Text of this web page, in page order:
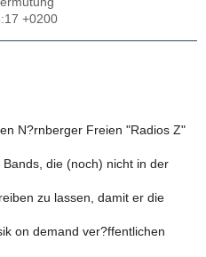
+0200
N?rnberger Freien "Radios Z"
die (noch) nicht in der
zu lassen, damit er die
on demand ver?ffentlichen